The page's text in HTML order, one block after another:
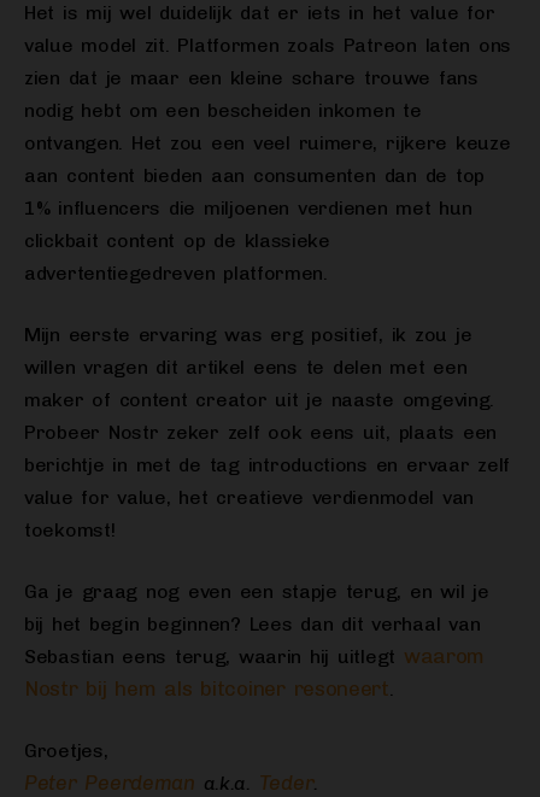
Het is mij wel duidelijk dat er iets in het value for
value model zit. Platformen zoals Patreon laten ons
zien dat je maar een kleine schare trouwe fans
nodig hebt om een bescheiden inkomen te
ontvangen. Het zou een veel ruimere, rijkere keuze
aan content bieden aan consumenten dan de top
1% influencers die miljoenen verdienen met hun
clickbait content op de klassieke
advertentiegedreven platformen.
Mijn eerste ervaring was erg positief, ik zou je
willen vragen dit artikel eens te delen met een
maker of content creator uit je naaste omgeving.
Probeer Nostr zeker zelf ook eens uit, plaats een
berichtje in met de tag introductions en ervaar zelf
value for value, het creatieve verdienmodel van
toekomst!
Ga je graag nog even een stapje terug, en wil je
bij het begin beginnen? Lees dan dit verhaal van
Sebastian eens terug, waarin hij uitlegt waarom
Nostr bij hem als bitcoiner resoneert.
Groetjes,
Peter Peerdeman a.k.a. Teder.